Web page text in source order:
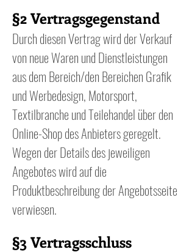
§2 Vertragsgegenstand
Durch diesen Vertrag wird der Verkauf
von neue Waren und Dienstleistungen
aus dem Bereich/den Bereichen Grafik
und Werbedesign, Motorsport,
Textilbranche und Teilehandel über den
Online-Shop des Anbieters geregelt.
Wegen der Details des jeweiligen
Angebotes wird auf die
Produktbeschreibung der Angebotsseite
verwiesen.
§3 Vertragsschluss